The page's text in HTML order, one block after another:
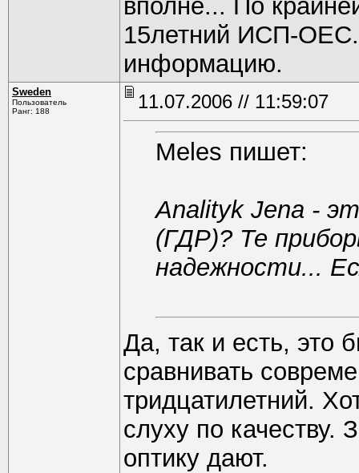
вполне... По
15летний ИСП-
информацию.
Sweden
Пользователь
Ранг: 188
11.07.2006 // 11:59:07
Meles пишет:
Analityk Jena -
(ГДР)? Те
надежности...
Да, так и есть, это
сравнивать
тридцатилетний.
слуху по качеству.
оптику дают.